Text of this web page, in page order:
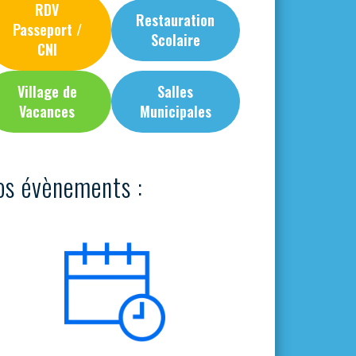
RDV
Passeport /
CNI
Restauration
Scolaire
Village de
Vacances
Salles
Municipales
évènements :